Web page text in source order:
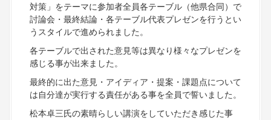
対策」をテーマに参加者全員各テーブル（他県合同）で
討論会・最終結論・各テーブル代表プレゼンを行うとい
うスタイルで進められました。
各テーブルで出された意見等は異なり様々なプレゼンを
感じる事が出来ました。
最終的に出た意見・アイディア・提案・課題点について
は自分達が実行する責任がある事を全員で誓いました。
松本卓三氏の素晴らしい講演をしていただき感じた事